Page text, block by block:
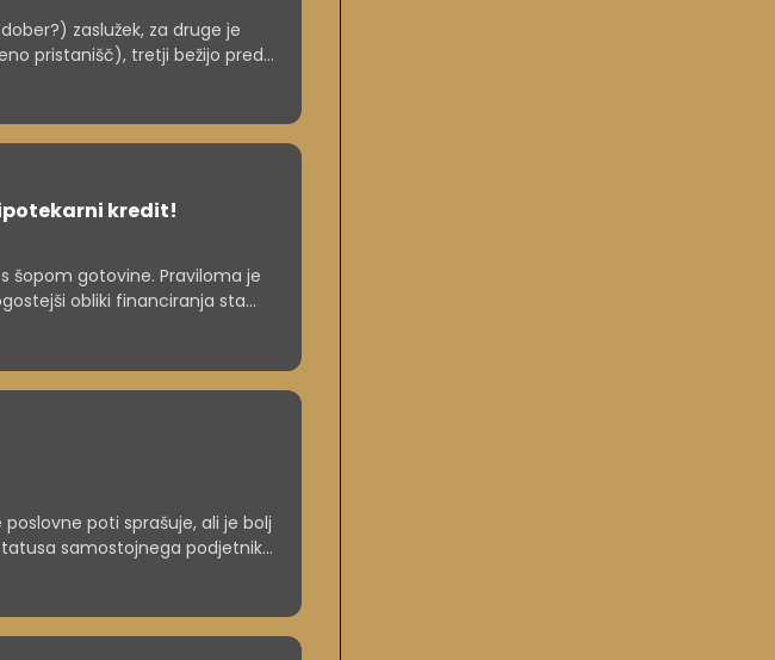
zaslužek, za druge je
pristanišč), tretji bežijo pred
kredit!
šopom gotovine. Praviloma je
obliki financiranja sta
poti sprašuje, ali je bolj
samostojnega podjetnika.